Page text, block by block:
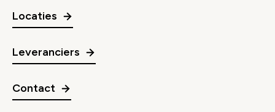
Locaties
Leveranciers
Contact